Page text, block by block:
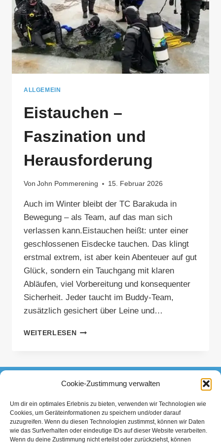
Cookie-Zustimmung verwalten
Um dir ein optimales Erlebnis zu bieten, verwenden wir Technologien wie
Cookies, um Geräteinformationen zu speichern und/oder darauf
zuzugreifen. Wenn du diesen Technologien zustimmst, können wir Daten
wie das Surfverhalten oder eindeutige IDs auf dieser Website verarbeiten.
Wenn du deine Zustimmung nicht erteilst oder zurückziehst, können
ALLGEMEIN
Eistauchen –
Faszination und
Herausforderung
Von John Pommerening 15. Februar 2026
Auch im Winter bleibt der TC Barakuda in
Bewegung – als Team, auf das man sich
verlassen kann.Eistauchen heißt: unter einer
geschlossenen Eisdecke tauchen. Das klingt
erstmal extrem, ist aber kein Abenteuer auf gut
Glück, sondern ein Tauchgang mit klaren
Abläufen, viel Vorbereitung und konsequenter
Sicherheit. Jeder taucht im Buddy-Team,
zusätzlich gesichert über Leine und…
WEITERLESENEISTAUCHEN
HERAUSFORDERUNG
Datenschutzerklärung Impressum